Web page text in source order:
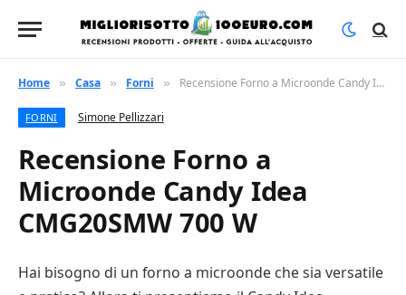
Home » Casa » Forni » Recensione Forno a Microonde Candy Idea CMG20SMW 700 W
FORNI Simone Pellizzari
Recensione Forno a
Microonde Candy Idea
CMG20SMW 700 W
Hai bisogno di un forno a microonde che sia versatile